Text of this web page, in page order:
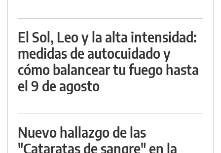
El Sol, Leo y la alta intensidad:
medidas de autocuidado y
cómo balancear tu fuego hasta
el 9 de agosto
Nuevo hallazgo de las
"Cataratas de sangre" en la